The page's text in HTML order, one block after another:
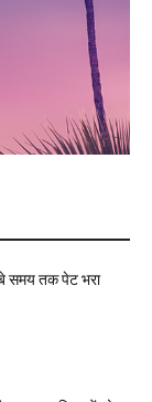
समय तक पेट भरा